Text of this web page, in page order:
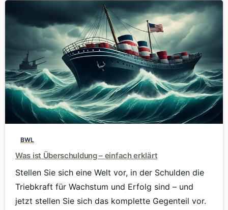
0
BWL
Was ist Überschuldung – einfach erklärt
Stellen Sie sich eine Welt vor, in der Schulden die
Triebkraft für Wachstum und Erfolg sind – und
jetzt stellen Sie sich das komplette Gegenteil vor.